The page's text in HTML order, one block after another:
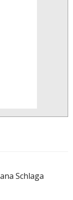
Schlaga